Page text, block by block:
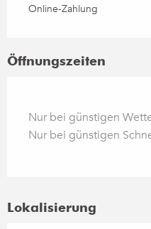
Online-Zahlung
Öffnungszeiten
Nur bei günstigen
Nur bei günstigen
Lokalisierung